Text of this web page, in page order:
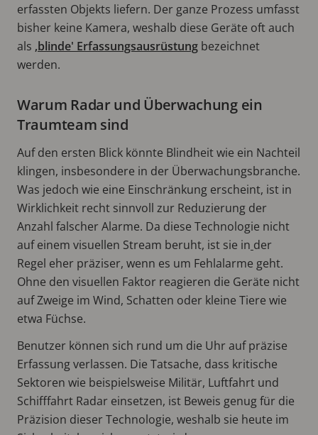
erfassten Objekts liefern. Der ganze Prozess umfasst
bisher keine Kamera, weshalb diese Geräte oft auch
als ‚blinde' Erfassungsausrüstung bezeichnet
werden.
Warum Radar und Überwachung ein
Traumteam sind
Auf den ersten Blick könnte Blindheit wie ein Nachteil
klingen, insbesondere in der Überwachungsbranche.
Was jedoch wie eine Einschränkung erscheint, ist in
Wirklichkeit recht sinnvoll zur Reduzierung der
Anzahl falscher Alarme. Da diese Technologie nicht
auf einem visuellen Stream beruht, ist sie in der
Regel eher präziser, wenn es um Fehlalarme geht.
Ohne den visuellen Faktor reagieren die Geräte nicht
auf Zweige im Wind, Schatten oder kleine Tiere wie
etwa Füchse.
Benutzer können sich rund um die Uhr auf präzise
Erfassung verlassen. Die Tatsache, dass kritische
Sektoren wie beispielsweise Militär, Luftfahrt und
Schifffahrt Radar einsetzen, ist Beweis genug für die
Präzision dieser Technologie, weshalb sie heute im